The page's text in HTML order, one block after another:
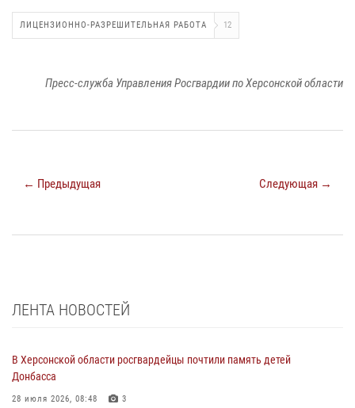
ЛИЦЕНЗИОННО-РАЗРЕШИТЕЛЬНАЯ РАБОТА 12
Пресс-служба Управления Росгвардии по Херсонской области
← Предыдущая Следующая →
ЛЕНТА НОВОСТЕЙ
В Херсонской области росгвардейцы почтили память детей
Донбасса
28 июля 2026, 08:48 3